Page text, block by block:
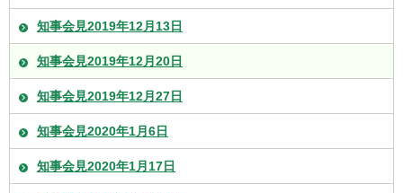
知事会見2019年12月13日
知事会見2019年12月20日
知事会見2019年12月27日
知事会見2020年1月6日
知事会見2020年1月17日